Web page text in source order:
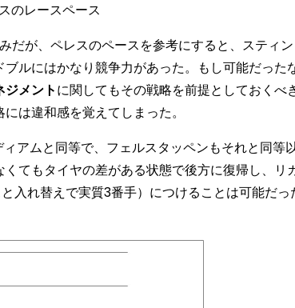
のレースペース
だが、ペレスのペースを参考にすると、スティ
ルにはかなり競争力があった。もし可能だった
ジメントに関してもその戦略を前提としておくべ
は違和感を覚えてしまった。
アムと同等で、フェルスタッペンもそれと同等
くてもタイヤの差がある状態で後方に復帰し、リ
入れ替えで実質3番手）につけることは可能だっ